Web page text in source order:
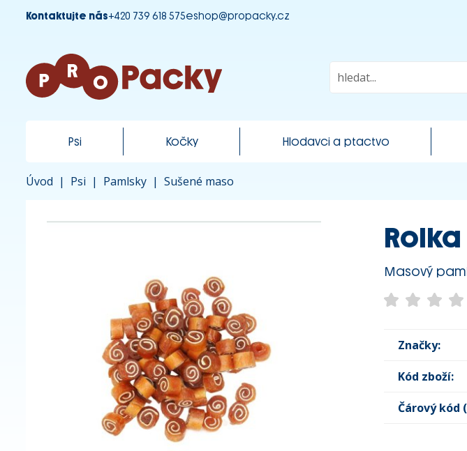
Kontaktujte nás+420 739 618 575eshop@propacky.cz
Psi Kočky Hlodavci a ptactvo
Úvod | Psi | Pamlsky | Sušené maso
Masový
Značky:
Kód zboží:
Čárový kód